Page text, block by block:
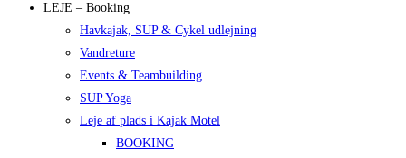
LEJE – Booking
Havkajak, SUP & Cykel udlejning
Vandreture
Events & Teambuilding
SUP Yoga
Leje af plads i Kajak Motel
BOOKING